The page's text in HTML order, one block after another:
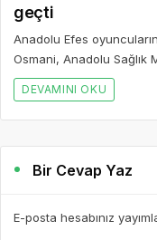
geçti
Anadolu Efes
Osmani, Anadolu Sağlık
DEVAMINI OKU
Bir Cevap Yaz
E-posta hesabınız